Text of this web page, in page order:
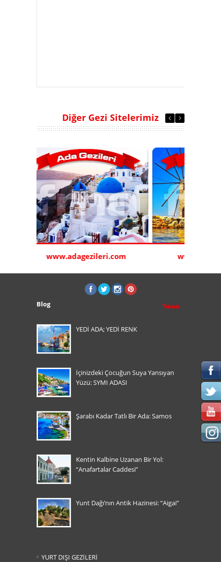
Diğer Gezi Sitelerimiz
www.sakizturu.com
Blog Tümü
YEDİ ADA; YEDİ RENK
İçinizdeki Çocuğun Suya Yansıyan
Yüzü: SYMI ADASI
Şarabı Kadar Tatlı Bir Ada: Samos
Kentin Kalbine Uzanan Bir Yol:
“Anafartalar Caddesi”
Yunt Dağı’nın Antik Hazinesi: “Aigai”
YURT DIŞI GEZİLERİ